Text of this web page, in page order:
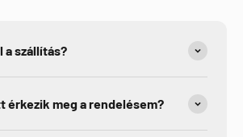
a szállítás?
érkezik meg a rendelésem?